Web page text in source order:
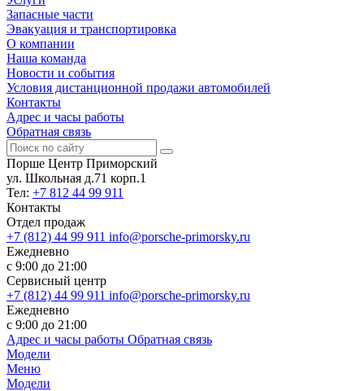
Запасные части
Эвакуация и транспортировка
О компании
Наша команда
Новости и события
Условия дистанционной продажи автомобилей
Контакты
Адрес и часы работы
Обратная связь
Порше Центр Приморский
ул. Школьная д.71 корп.1
Тел: +7 812 44 99 911
Контакты
Отдел продаж
+7 (812) 44 99 911 info@porsche-primorsky.ru
Ежедневно
с 9:00 до 21:00
Сервисный центр
+7 (812) 44 99 911 info@porsche-primorsky.ru
Ежедневно
с 9:00 до 21:00
Адрес и часы работы Обратная связь
Модели
Меню
Модели